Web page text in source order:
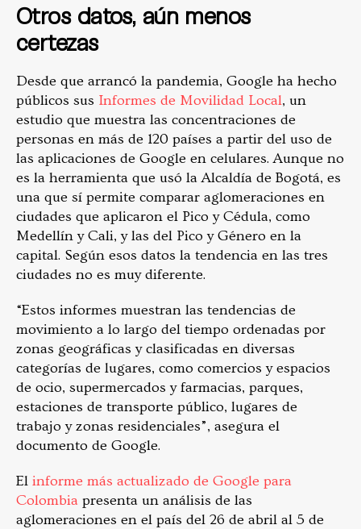
Otros datos, aún menos
certezas
Desde que arrancó la pandemia, Google ha hecho
públicos sus Informes de Movilidad Local, un
estudio que muestra las concentraciones de
personas en más de 120 países a partir del uso de
las aplicaciones de Google en celulares. Aunque no
es la herramienta que usó la Alcaldía de Bogotá, es
una que sí permite comparar aglomeraciones en
ciudades que aplicaron el Pico y Cédula, como
Medellín y Cali, y las del Pico y Género en la
capital. Según esos datos la tendencia en las tres
ciudades no es muy diferente.
“Estos informes muestran las tendencias de
movimiento a lo largo del tiempo ordenadas por
zonas geográficas y clasificadas en diversas
categorías de lugares, como comercios y espacios
de ocio, supermercados y farmacias, parques,
estaciones de transporte público, lugares de
trabajo y zonas residenciales”, asegura el
documento de Google.
El informe más actualizado de Google para
Colombia presenta un análisis de las
aglomeraciones en el país del 26 de abril al 5 de